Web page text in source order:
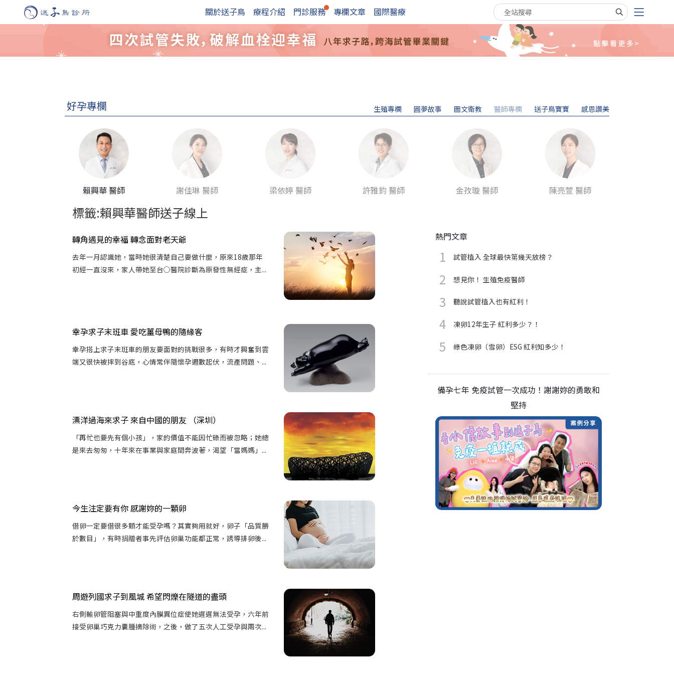
關於送子鳥 療程介紹 門診服務 專欄文章 國際醫療 搜尋關鍵字
好孕專欄 生殖專欄 圓夢故事 圖文衛教 醫師專欄 送子鳥寶寶 感恩讚美
賴興華 醫師 謝佳琳 醫師 梁依婷 醫師 許雅鈞 醫師 金孜璇 醫師 陳亮萱 醫師
標籤:賴興華醫師送子線上
轉角遇見的幸福 轉念面對老天爺
去年一月認識她，當時她很清楚自己要做什麼，原來18歲那年
初經一直沒來，家人帶她至台○醫院診斷為原發性無經症，主...
幸孕求子末班車 愛吃薑母鴨的隨緣客
幸孕搭上求子末班車的朋友要面對的挑戰很多，有時才興奮到雲
端又很快被摔到谷底，心情常伴隨懷孕週數起伏，流產問題、...
漂洋過海來求子 來自中國的朋友 （深圳）
「再忙也要先有個小孩」，家的價值不能因忙碌而被忽略；她總
是來去匆匆，十年來在事業與家庭間奔波著，渴望「當媽媽」...
今生注定要有你 感謝妳的一顆卵
借卵一定要借很多顆才能受孕嗎？其實夠用就好，卵子「品質勝
於數目」，有時捐贈者事先評估卵巢功能都正常，誘導排卵後...
周遊列國求子到風城 希望閃爍在隧道的盡頭
右側輸卵管阻塞與中重度內膜異位症使她遲遲無法受孕，六年前
接受卵巢巧克力囊腫摘除術，之後，做了五次人工受孕與兩次...
熱門文章
試管植入 全球最快第幾天放榜？
想見你！ 生殖免疫醫師
聽說試管植入也有紅利！
凍卵12年生子 紅利多少？！
綠色凍卵（雪卵）ESG 紅利知多少！
備孕七年 免疫試管一次成功！謝謝妳的勇敢和
堅持